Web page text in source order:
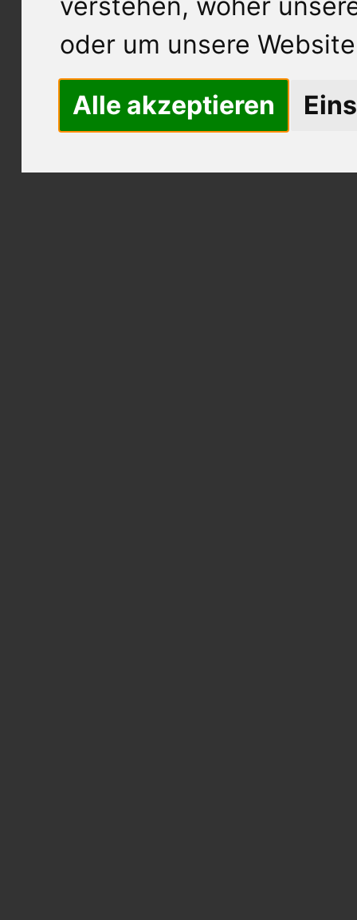
oder um unsere
Alle akzeptieren